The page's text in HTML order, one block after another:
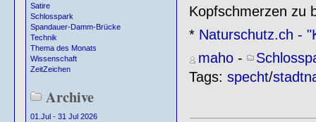
Satire
Schlosspark
Spandauer-Damm-Brücke
Technik
Thema des Monats
Wissenschaft
ZeitZeichen
Archive
01.Jul - 31 Jul 2026
Kopfschmerzen zu
* Naturschutz.ch -
maho-
Tags: specht/